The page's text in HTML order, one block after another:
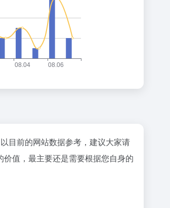
目前的网站数据参考，建议大家请
值，最主要还是需要根据您自身的